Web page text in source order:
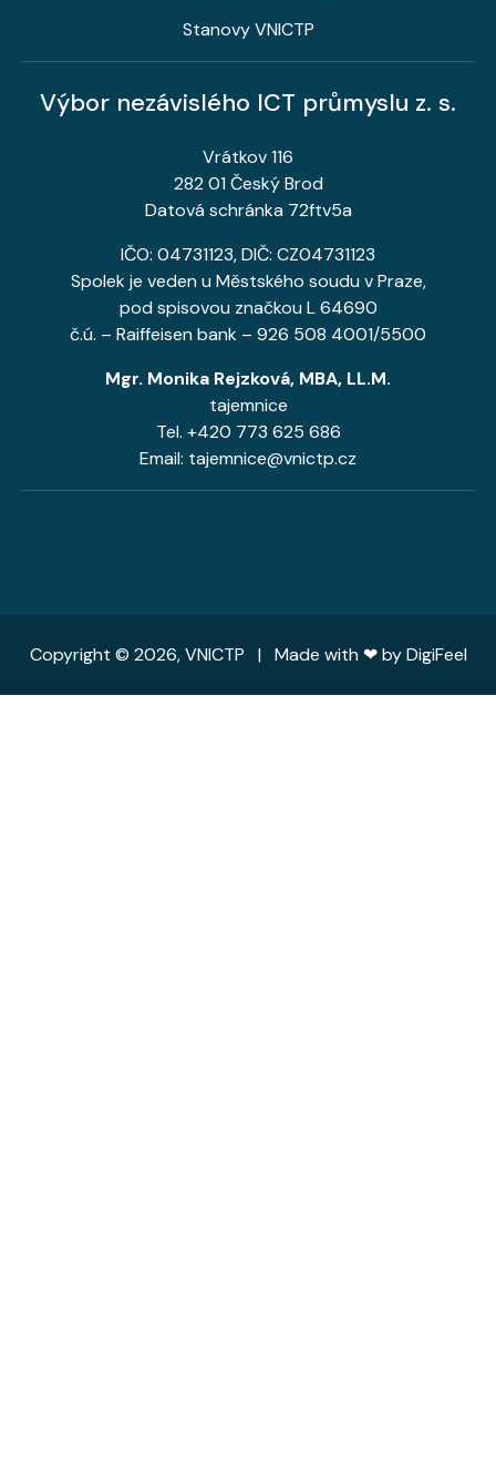
Stanovy VNICTP
Výbor nezávislého ICT průmyslu z. s.
Vrátkov 116
282 01 Český Brod
Datová schránka 72ftv5a
IČO: 04731123, DIČ: CZ04731123
Spolek je veden u Městského soudu v Praze,
pod spisovou značkou L 64690
č.ú. – Raiffeisen bank – 926 508 4001/5500
Mgr. Monika Rejzková, MBA, LL.M.
tajemnice
Tel. +420 773 625 686
Email: tajemnice@vnictp.cz
Copyright © 2026, VNICTP | Made with ❤ byDigiFeel